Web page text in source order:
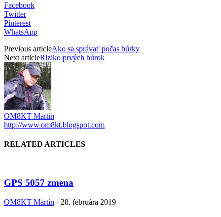
Facebook
Twitter
Pinterest
WhatsApp
Previous articleAko sa správať počas búrky
Next articleRiziko prvých búrok
OM8KT Martin
http://www.om8kt.blogspot.com
RELATED ARTICLES
GPS 5057 zmena
OM8KT Martin - 28. februára 2019